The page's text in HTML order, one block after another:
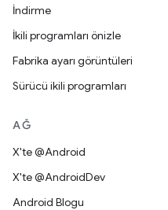
İndirme
İkili programları önizle
Fabrika ayarı görüntüleri
Sürücü ikili programları
AĞ
X'te @Android
X'te @AndroidDev
Android Blogu